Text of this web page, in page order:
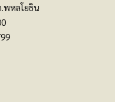
พหลโยธิน